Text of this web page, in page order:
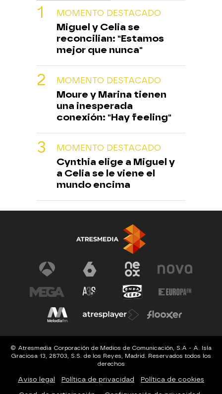
MOMENTO DESTACADO
Miguel y Celia se
reconcilian: "Estamos
mejor que nunca"
MOMENTO DESTACADO
Moure y Marina tienen
una inesperada
conexión: "Hay feeling"
MOMENTO DESTACADO
Cynthia elige a Miguel y
a Celia se le viene el
mundo encima
© Atresmedia Corporación de Medios de Comunicación, S.A - A. Isla
Graciosa 13, 28703, S.S. de los Reyes, Madrid. Reservados todos los
derechos
Aviso legal Política de privacidad Política de cookies